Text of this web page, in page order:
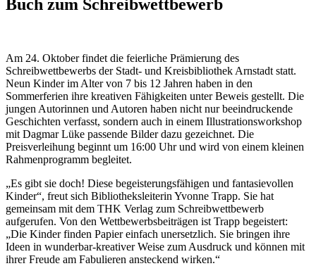
Buch zum Schreibwettbewerb
Am 24. Oktober findet die feierliche Prämierung des
Schreibwettbewerbs der Stadt- und Kreisbibliothek Arnstadt statt.
Neun Kinder im Alter von 7 bis 12 Jahren haben in den
Sommerferien ihre kreativen Fähigkeiten unter Beweis gestellt. Die
jungen Autorinnen und Autoren haben nicht nur beeindruckende
Geschichten verfasst, sondern auch in einem Illustrationsworkshop
mit Dagmar Lüke passende Bilder dazu gezeichnet. Die
Preisverleihung beginnt um 16:00 Uhr und wird von einem kleinen
Rahmenprogramm begleitet.
„Es gibt sie doch! Diese begeisterungsfähigen und fantasievollen
Kinder“, freut sich Bibliotheksleiterin Yvonne Trapp. Sie hat
gemeinsam mit dem THK Verlag zum Schreibwettbewerb
aufgerufen. Von den Wettbewerbsbeiträgen ist Trapp begeistert:
„Die Kinder finden Papier einfach unersetzlich. Sie bringen ihre
Ideen in wunderbar-kreativer Weise zum Ausdruck und können mit
ihrer Freude am Fabulieren ansteckend wirken.“